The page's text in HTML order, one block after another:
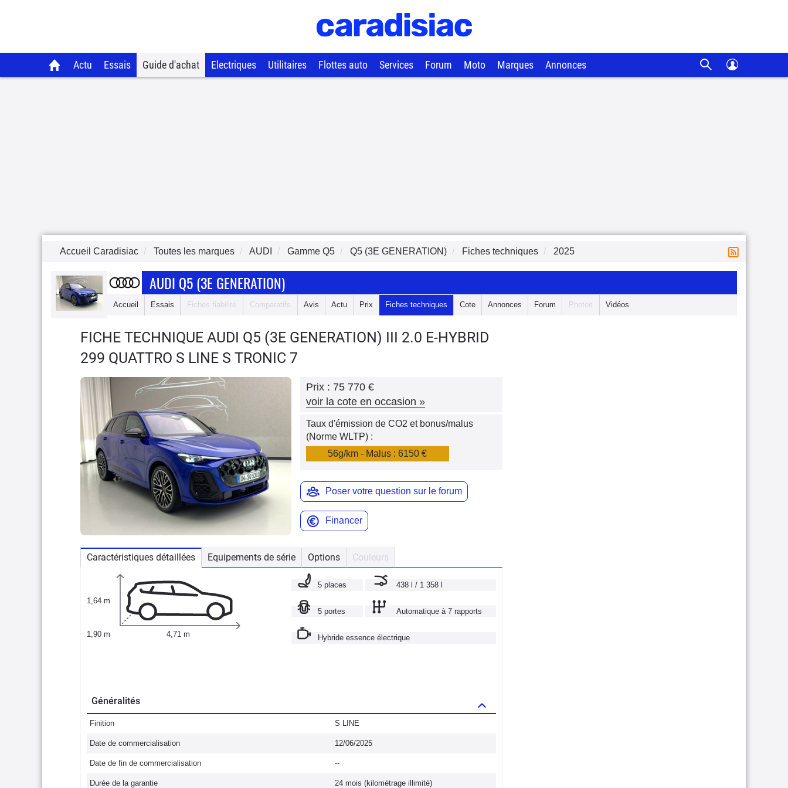
Actu Essais Guide d'achat Electriques Utilitaires Flottes auto Services Forum Moto Marques Annonces
Accueil Caradisiac Toutes les marques AUDI Gamme Q5 Q5 (3E GENERATION) Fiches techniques 2025
AUDI Q5 (3E GENERATION)
Accueil Essais Fiches fiabilité Comparatifs Avis Actu Prix Fiches techniques Cote Annonces Forum Photos Vidéos
FICHE TECHNIQUE AUDI Q5 (3E GENERATION) III 2.0 E-HYBRID
299 QUATTRO S LINE S TRONIC 7
Prix : 75 770 €
voir la cote en occasion »
Taux d'émission de CO2 et bonus/malus
(Norme WLTP) :
56g/km - Malus : 6150 €
Poser votre question sur le forum
Financer
Caractéristiques détaillées Equipements de série Options Couleurs
1,64 m
1,90 m 4,71 m
5 places 438 l / 1 358 l
5 portes Automatique à 7 rapports
Hybride essence électrique
Généralités
Finition S LINE
Date de commercialisation 12/06/2025
Date de fin de commercialisation --
Durée de la garantie 24 mois (kilométrage illimité)